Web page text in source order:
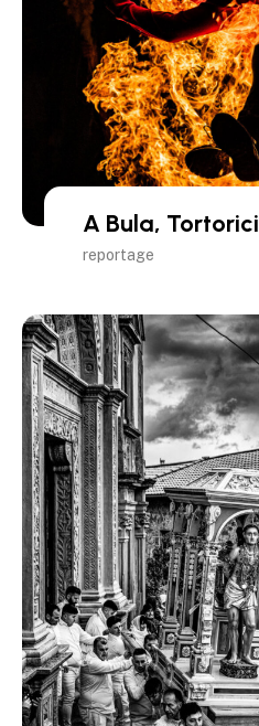
A Bula, Tortorici
reportage